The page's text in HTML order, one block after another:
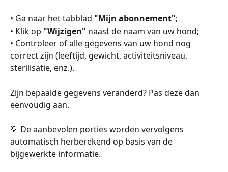
• Ga naar het tabblad "Mijn abonnement";
• Klik op "Wijzigen" naast de naam van uw hond;
• Controleer of alle gegevens van uw hond nog
correct zijn (leeftijd, gewicht, activiteitsniveau,
sterilisatie, enz.).
Zijn bepaalde gegevens veranderd? Pas deze dan
eenvoudig aan.
💡 De aanbevolen porties worden vervolgens
automatisch herberekend op basis van de
bijgewerkte informatie.